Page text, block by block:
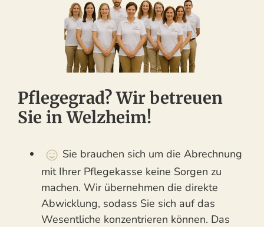
Pflegegrad? Wir betreuen
Sie in Welzheim!
Sie brauchen sich um die Abrechnung
mit Ihrer Pflegekasse keine Sorgen zu
machen. Wir übernehmen die direkte
Abwicklung, sodass Sie sich auf das
Wesentliche konzentrieren können. Das